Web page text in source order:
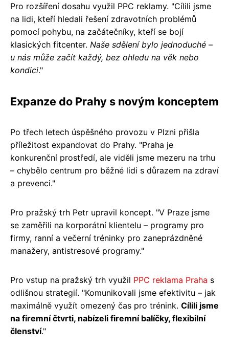
Pro rozšíření dosahu využil PPC reklamy. "Cílili jsme
na lidi, kteří hledali řešení zdravotních problémů
pomocí pohybu, na začátečníky, kteří se bojí
klasických fitcenter. Naše sdělení bylo jednoduché –
u nás může začít každý, bez ohledu na věk nebo
kondici."
Expanze do Prahy s novým konceptem
Po třech letech úspěšného provozu v Plzni přišla
příležitost expandovat do Prahy. "Praha je
konkurenční prostředí, ale viděli jsme mezeru na trhu
– chybělo centrum pro běžné lidi s důrazem na zdraví
a prevenci."
Pro pražský trh Petr upravil koncept. "V Praze jsme
se zaměřili na korporátní klientelu – programy pro
firmy, ranní a večerní tréninky pro zaneprázdněné
manažery, antistresové programy."
Pro vstup na pražský trh využil PPC reklama Praha s
odlišnou strategií. "Komunikovali jsme efektivitu – jak
maximálně využít omezený čas pro trénink. Cílili jsme
na firemní čtvrti, nabízeli firemní balíčky, flexibilní
členství."